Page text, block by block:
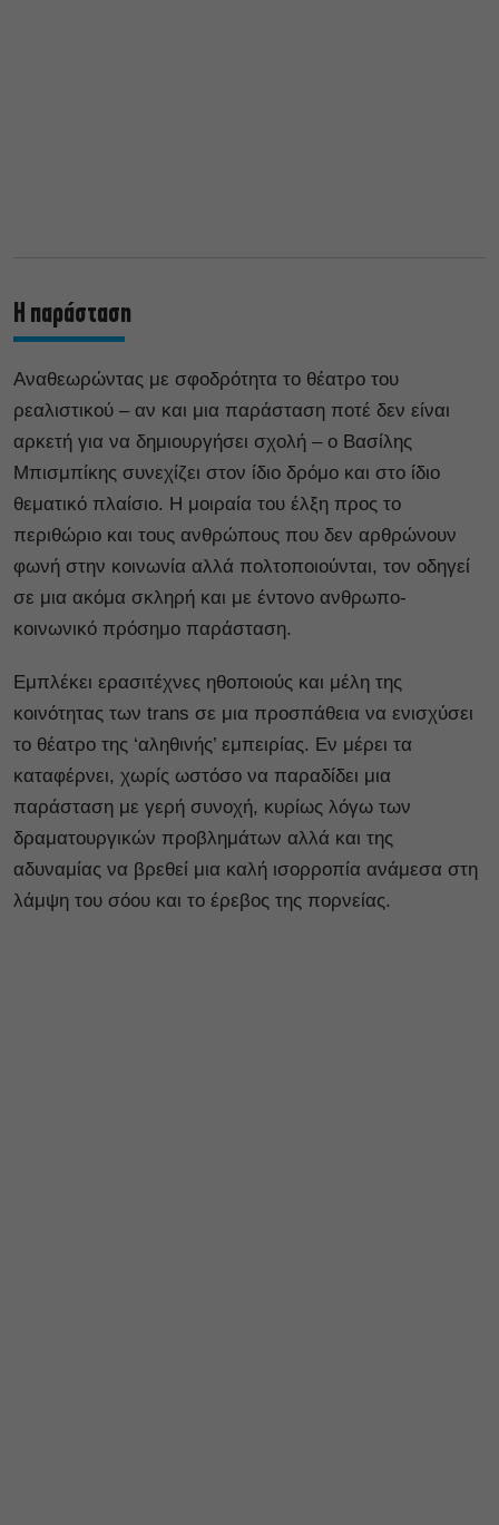
Η παράσταση
Αναθεωρώντας με σφοδρότητα το θέατρο του
ρεαλιστικού – αν και μια παράσταση ποτέ δεν είναι
αρκετή για να δημιουργήσει σχολή – ο Βασίλης
Μπισμπίκης συνεχίζει στον ίδιο δρόμο και στο ίδιο
θεματικό πλαίσιο. Η μοιραία του έλξη προς το
περιθώριο και τους ανθρώπους που δεν αρθρώνουν
φωνή στην κοινωνία αλλά πολτοποιούνται, τον οδηγεί
σε μια ακόμα σκληρή και με έντονο ανθρωπο-
κοινωνικό πρόσημο παράσταση.
Εμπλέκει ερασιτέχνες ηθοποιούς και μέλη της
κοινότητας των trans σε μια προσπάθεια να ενισχύσει
το θέατρο της ‘αληθινής’ εμπειρίας. Εν μέρει τα
καταφέρνει, χωρίς ωστόσο να παραδίδει μια
παράσταση με γερή συνοχή, κυρίως λόγω των
δραματουργικών προβλημάτων αλλά και της
αδυναμίας να βρεθεί μια καλή ισορροπία ανάμεσα στη
λάμψη του σόου και το έρεβος της πορνείας.